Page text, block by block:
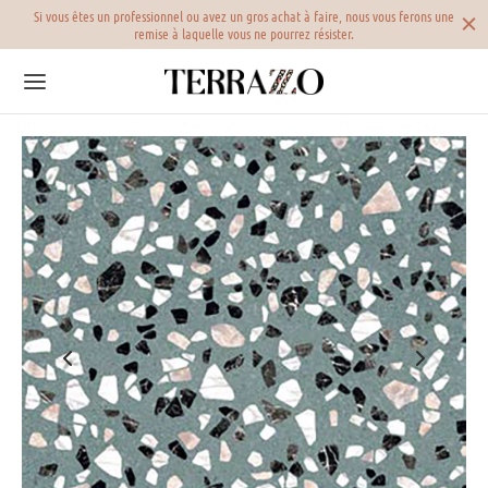
Si vous êtes un professionnel ou avez un gros achat à faire, nous vous ferons une
remise à laquelle vous ne pourrez résister.
Back
VERITABLE
beige
blanc
bleu
Back
TERRAZZO
terrazzo beige
terrazzo blanc
terrazzo bleu
Back
fin
moyen